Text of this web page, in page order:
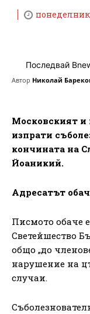
понеделник,
Последвай
Автор Николай
Московският и
изпрати
кончината на
Йоаникий.
Адресатът
Писмото обаче
Светейшество
общо „до
нарушение на
случаи.